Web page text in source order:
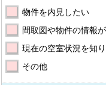
物件を内見したい
間取図や物件の情報
現在の空室状況を知
その他